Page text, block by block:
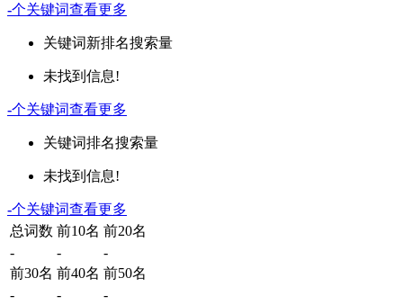
-个关键词查看更多
关键词新排名搜索量
未找到信息!
-个关键词查看更多
关键词排名搜索量
未找到信息!
-个关键词查看更多
总词数 前10名 前20名
-
-
-
前30名 前40名 前50名
-
-
-